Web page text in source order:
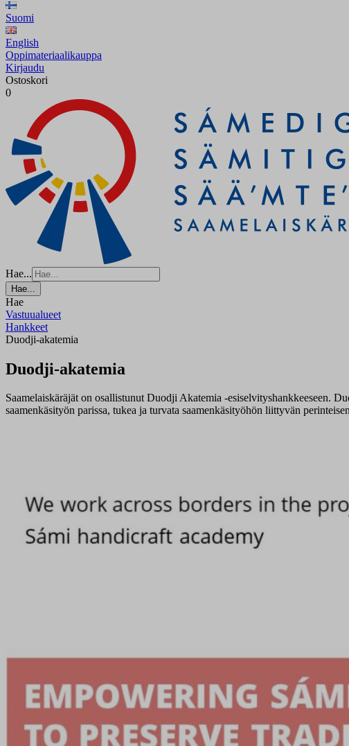
Suomi
English
Oppimateriaalikauppa
Kirjaudu
Ostoskori
0
Hae...
Hae...
Hae
Vastuualueet
Hankkeet
Duodji-akatemia
Duodji-akatemia
Saamelaiskäräjät on osallistunut Duodji Akatemia -esiselvityshankkeeseen.
saamenkäsityön parissa, tukea ja turvata saamenkäsityöhön liittyvän